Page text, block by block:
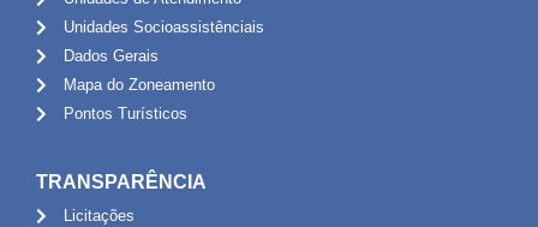
Unidades Socioassistênciais
Dados Gerais
Mapa do Zoneamento
Pontos Turísticos
TRANSPARÊNCIA
Licitações